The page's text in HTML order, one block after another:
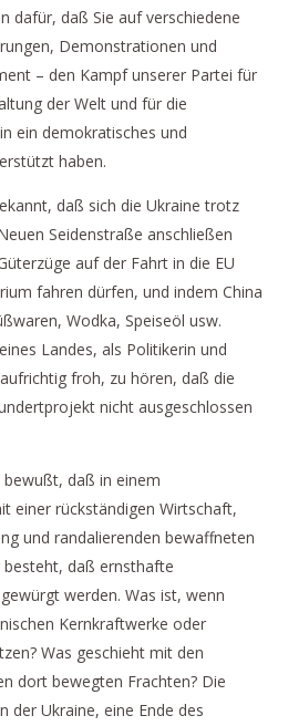
dafür, daß Sie auf verschiedene
Demonstrationen und
– den Kampf unserer Partei für
der Welt und für die
ein demokratisches und
haben.
daß sich die Ukraine trotz
Seidenstraße anschließen
auf der Fahrt in die EU
fahren dürfen, und indem China
Wodka, Speiseöl usw.
Landes, als Politikerin und
froh, zu hören, daß die
nicht ausgeschlossen
daß in einem
einer rückständigen Wirtschaft,
und randalierenden bewaffneten
daß ernsthafte
werden. Was ist, wenn
Kernkraftwerke oder
Was geschieht mit den
dort bewegten Frachten? Die
der Ukraine, eine Ende des